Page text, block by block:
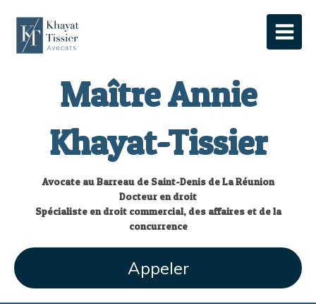
Maître Annie
Khayat-Tissier
Avocate au Barreau de Saint-Denis de La Réunion
Docteur en droit
Spécialiste en droit commercial, des affaires et de la
concurrence
Appeler